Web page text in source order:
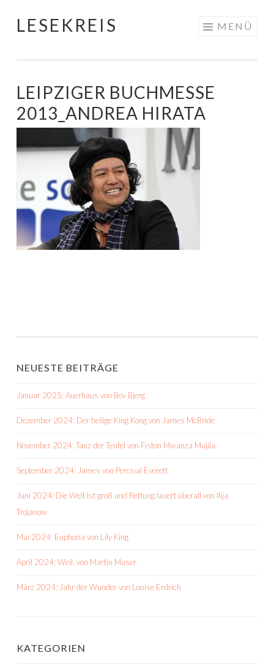
Springe
LESEKREIS MENÜ
LEIPZIGER BUCHMESSE
2013_ANDREA HIRATA
NEUESTE BEITRÄGE
Januar 2025: Auerhaus von Bov Bjerg
Dezember 2024: Der heilige King Kong von James McBride
November 2024: Tanz der Teufel von Fiston Mwanza Mujila
September 2024: James von Percival Everett
Juni 2024: Die Welt ist groß und Rettung lauert überall von Ilija
Trojanow
Mai 2024: Euphoria von Lily King
April 2024: Weil. von Martin Muser
März 2024: Jahr der Wunder von Louise Erdrich
KATEGORIEN